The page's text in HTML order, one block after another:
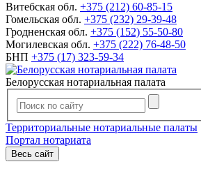
Витебская обл. +375 (212) 60-85-15
Гомельская обл. +375 (232) 29-39-48
Гродненская обл. +375 (152) 55-50-80
Могилевская обл. +375 (222) 76-48-50
БНП +375 (17) 323-59-34
Белорусская нотариальная палата
Территориальные нотариальные палаты
Портал нотариата
Весь сайт